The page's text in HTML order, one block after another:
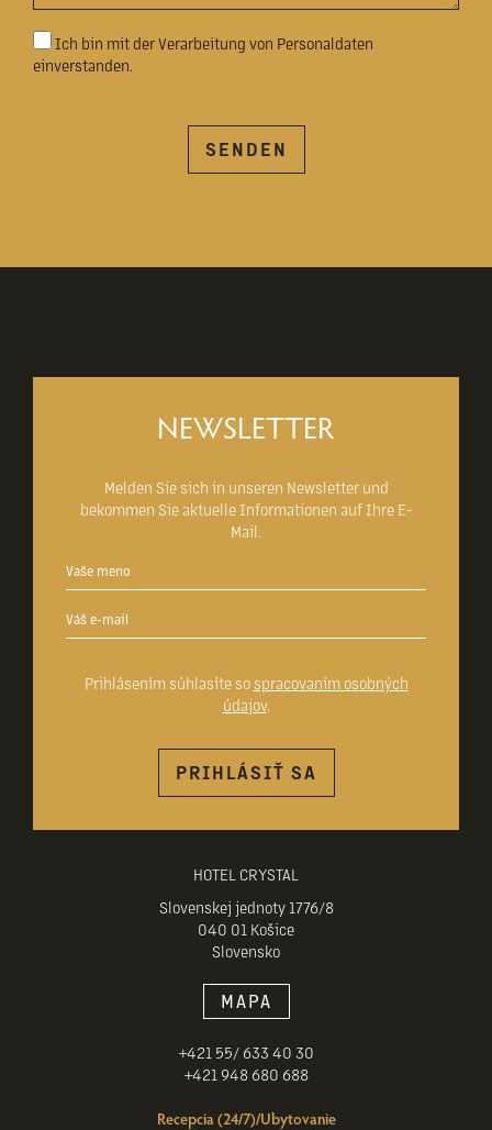
Ich bin mit der Verarbeitung von Personaldaten
einverstanden.
SENDEN
HOTEL CRYSTAL
Slovenskej jednoty 1776/8
040 01 Košice
Slovensko
MAPA
+421 55/ 633 40 30
+421 948 680 688
Recepcia (24/7)/Ubytovanie
NEWSLETTER
Melden Sie sich in unseren Newsletter und
bekommen Sie aktuelle Informationen auf Ihre E-
Mail.
Prihlásením súhlasíte so spracovaním osobných
údajov.
PRIHLÁSIŤ SA